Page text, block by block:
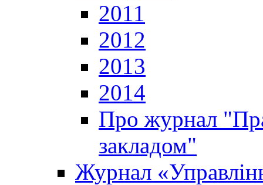
2011
2012
2013
2014
Про журнал
закладом"
Журнал